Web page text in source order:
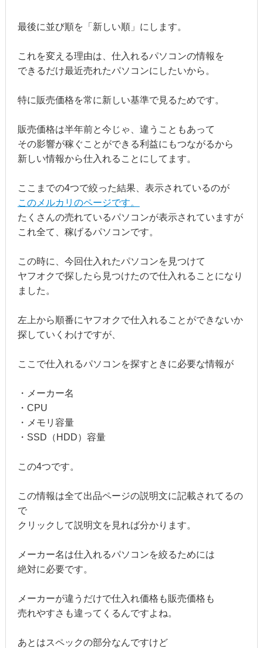
最後に並び順を「新しい順」にします。
これを変える理由は、仕入れるパソコンの情報を
できるだけ最近売れたパソコンにしたいから。
特に販売価格を常に新しい基準で見るためです。
販売価格は半年前と今じゃ、違うこともあって
その影響が稼ぐことができる利益にもつながるから
新しい情報から仕入れることにしてます。
ここまでの4つで絞った結果、表示されているのが
このメルカリのページです。
たくさんの売れているパソコンが表示されていますが
これ全て、稼げるパソコンです。
この時に、今回仕入れたパソコンを見つけて
ヤフオクで探したら見つけたので仕入れることになり
ました。
左上から順番にヤフオクで仕入れることができないか
探していくわけですが、
ここで仕入れるパソコンを探すときに必要な情報が
・メーカー名
・CPU
・メモリ容量
・SSD（HDD）容量
この4つです。
この情報は全て出品ページの説明文に記載されてるの
で
クリックして説明文を見れば分かります。
メーカー名は仕入れるパソコンを絞るためには
絶対に必要です。
メーカーが違うだけで仕入れ価格も販売価格も
売れやすさも違ってくるんですよね。
あとはスペックの部分なんですけど